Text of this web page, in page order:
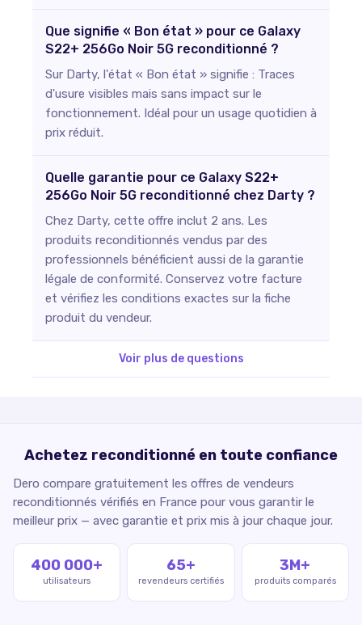
Que signifie « Bon état » pour ce Galaxy
S22+ 256Go Noir 5G reconditionné ?
Sur Darty, l'état « Bon état » signifie : Traces
d'usure visibles mais sans impact sur le
fonctionnement. Idéal pour un usage quotidien à
prix réduit.
Quelle garantie pour ce Galaxy S22+
256Go Noir 5G reconditionné chez Darty ?
Chez Darty, cette offre inclut 2 ans. Les
produits reconditionnés vendus par des
professionnels bénéficient aussi de la garantie
légale de conformité. Conservez votre facture
et vérifiez les conditions exactes sur la fiche
produit du vendeur.
Voir plus de questions
Achetez reconditionné en toute confiance
Dero compare gratuitement les offres de vendeurs
reconditionnés vérifiés en France pour vous garantir le
meilleur prix — avec garantie et prix mis à jour chaque jour.
400 000+
utilisateurs
65+
revendeurs certifiés
3M+
produits comparés